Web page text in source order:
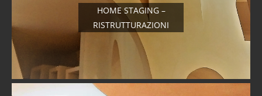
HOME STAGING –
RISTRUTTURAZIONI